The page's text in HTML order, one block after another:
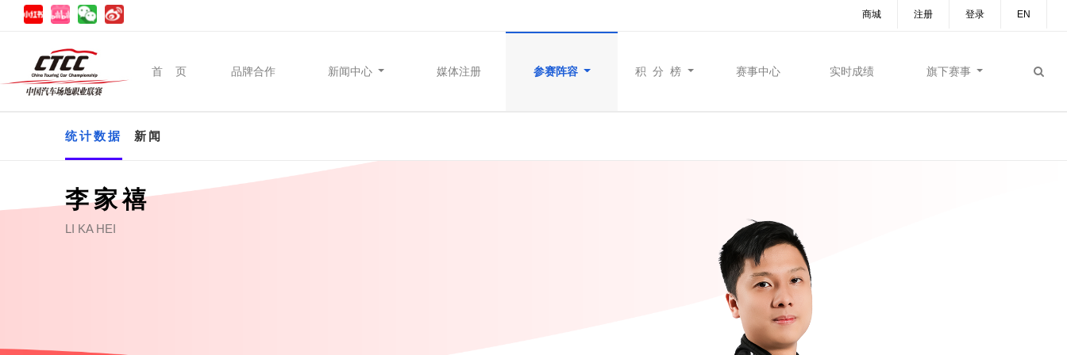
EN
登录
注册
商城
首 页 品牌合作 新闻中心 媒体注册 参赛阵容 积 分 榜 赛事中心 实时成绩 旗下赛事
统计数据 新闻
李家禧
LI KA HEI